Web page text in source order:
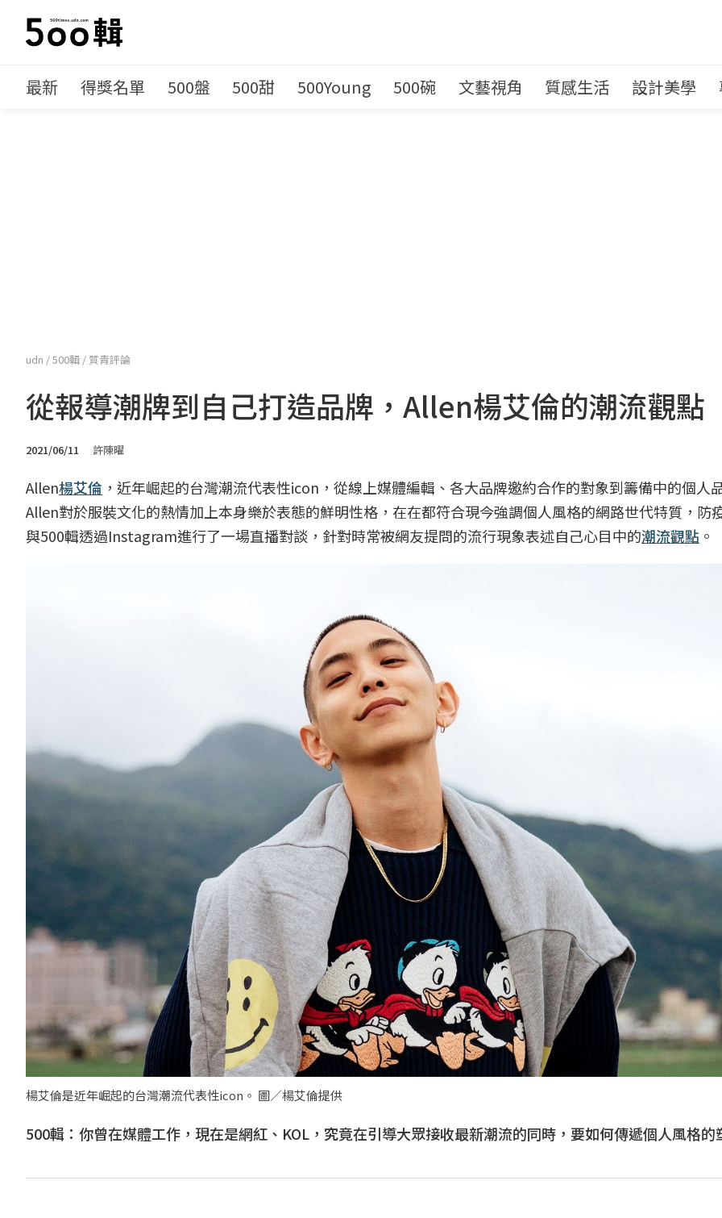
最新 得獎名單 500盤 500甜 500Young 500碗 文藝視角 質感生活 設計美學
udn /500輯 / 質青評論
從報導潮牌到自己打造品牌，Allen楊艾倫的潮流觀點
2021/06/11 許陳曜
Allen楊艾倫 ，近年崛起的台灣潮流代表性icon，從線上媒體編輯、各大品牌邀約合作的對象到籌備中的個人
Allen對於服裝文化的熱情加上本身樂於表態的鮮明性格，在在都符合現今強調個人風格的網路世代特質，防
與500輯透過Instagram進行了一場直播對談，針對時常被網友提問的流行現象表述自己心目中的潮流觀點 。
楊艾倫是近年崛起的台灣潮流代表性icon。 圖／楊艾倫提供
500輯：你曾在媒體工作，現在是網紅、KOL，究竟在引導大眾接收最新潮流的同時，要如何傳遞個人風格的